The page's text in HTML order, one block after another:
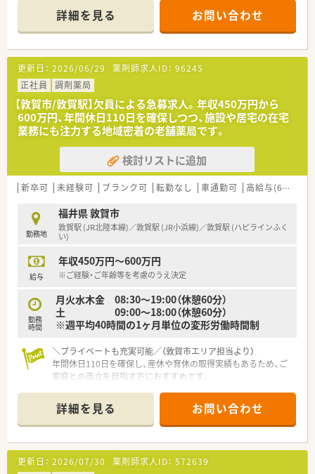
■患者様の健康相談に対して親身になって寄り添い、丁寧でわか
りやすい服薬指導を日々実践している方が高く評価されていま
す。
を図り、地域医療のネットワーク構築に貢献している方がいま
す。
【店舗情報と応需状況について】
■敦賀駅よりお車で9分ほどの場所に位置しており、毎日の通勤
にも便利な車通勤が可能な通いやすい立地環境です。
■近隣の医療機関を中心に面対応で1日あたり30枚から40枚の
処方箋を応需しており、落ち着いて業務に取り組めます。
■内科や外科から眼科や皮膚科など非常に多岐にわたる幅広い
科目を応需し、居宅への在宅医療にも対応しております。
【法人特徴について】
■福井県敦賀市内に4店舗を展開し、創業から80年という長い歴
史を持ち地域住民から厚い信頼を得ている老舗企業です。
■代表ご自身も現場に入って気さくにコミュニケーションを取
られているため、風通しが良く非常に働きやすい社風です。
■地域への貢献を最優先に考えて採算度外視の設備投資を行う
【職場環境と雰囲気】
■薬剤師と数名の事務スタッフが在籍しており、互いに協力し合
■薬剤師と事務員がしっかりと連携を取り合っており、業務の負
担を軽減できるサポート体制が構築されている職場です。
患者様へのより良いサービス提供に集中できる環境です。
【こんな方が活躍中】
い診療科目の処方箋に柔軟に対応している方が活躍していま
す。
■患者様の健康相談に対して親身になって寄り添い、丁寧でわか
す。
■在宅業務において地域の多職種と円滑なコミュニケーション
を図り、地域医療のネットワーク構築に貢献している方がいま
詳細を見る お問い合わせ
更新日： 2026/06/29 薬剤師求人ID： 96245
正社員
調剤薬局
【敦賀市/敦賀駅】欠員による急募求人。年収450万円から
600万円、年間休日110日を確保しつつ、施設や居宅の在宅
業務にも注力する地域密着の老舗薬局です。
検討リストに追加
新卒可 未経験可 ブランク可 転勤なし 車通勤可 高給与(600万円以上)
勤務地
福井県 敦賀市
敦賀駅 (JR北陸本線)／敦賀駅 (JR小浜線)／敦賀駅 (ハピラインふく
い)
給与
年収450万円～600万円
※ご経験・ご年齢等を考慮のうえ決定
勤務
時間
月火水木金 08:30～19:00（休憩60分）
土 09:00～18:00（休憩60分）
※週平均40時間の1ヶ月単位の変形労働時間制
＼プライベートも充実可能／（敦賀市エリア担当より）
年間休日110日を確保し、産休や育休の取得実績もあるため、ご
家庭との両立を目指す方におすすめです。
【店舗情報と応需状況について】
■内科や呼吸器科をはじめ幅広い総合科目の処方箋を面で応需
しており、多様な症例を経験できます。
■居宅や施設への在宅業務にも積極的に注力しており、これから
の時代に求められるスキルが身につきます。
■敦賀駅からお車で10分ほどの立地であり、マイカー通勤が可
詳細を見る お問い合わせ
更新日： 2026/07/30 薬剤師求人ID： 572639